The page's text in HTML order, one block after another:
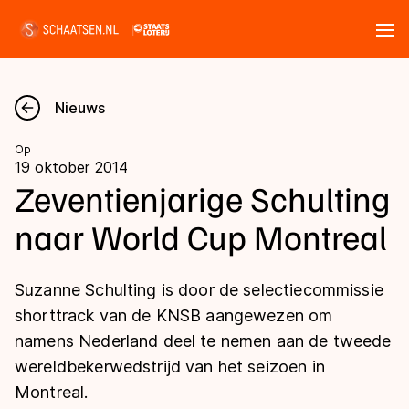
Nieuws
Kalender
Disciplines
Langebaan
Shorttrack
Inlineskaten
Uitslagen
Langebaan
Shorttrack
Marathon
Tijden & historie
Ranglijsten Langebaan
Nieuws
Op
19 oktober 2014
Zeventienjarige Schulting
naar World Cup Montreal
Suzanne Schulting is door de selectiecommissie
shorttrack van de KNSB aangewezen om
namens Nederland deel te nemen aan de tweede
wereldbekerwedstrijd van het seizoen in
Montreal.